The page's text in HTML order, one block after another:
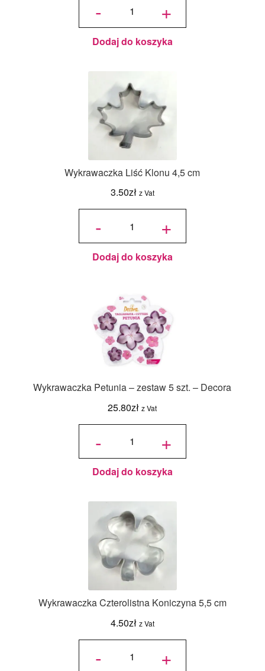
-
18 - Decora +
Dodaj do koszyka
Wykrawaczka Liść Klonu 4,5 cm
3.50zł z Vat
-
ilość
4,5 cm +
Dodaj do koszyka
Wykrawaczka Petunia – zestaw 5 szt. – Decora
25.80zł z Vat
-
ilość
zestaw 5 szt.
- Decora +
Dodaj do koszyka
Wykrawaczka Czterolistna Koniczyna 5,5 cm
4.50zł z Vat
-
ilość
Czterolistna
Koniczyna
5,5 cm +